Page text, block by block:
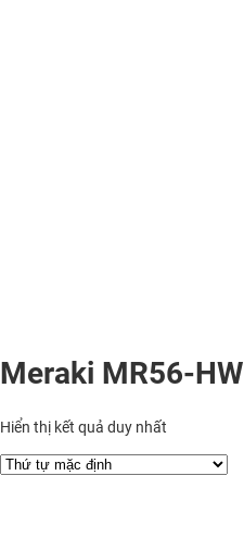
Meraki MR56-HW
Hiển thị kết quả duy nhất